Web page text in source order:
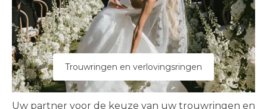
Trouwringen en verlovingsringen
Uw partner voor de keuze van uw trouwringen en